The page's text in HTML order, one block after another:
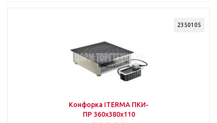
2350105
Конфорка ITERMA ПКИ-
ПР 360х380х110